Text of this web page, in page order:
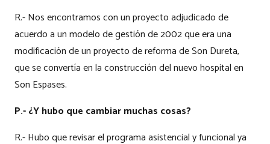
R.- Nos encontramos con un proyecto adjudicado de
acuerdo a un modelo de gestión de 2002 que era una
modificación de un proyecto de reforma de Son Dureta,
que se convertía en la construcción del nuevo hospital en
Son Espases.
P.- ¿Y hubo que cambiar muchas cosas?
R.- Hubo que revisar el programa asistencial y funcional ya